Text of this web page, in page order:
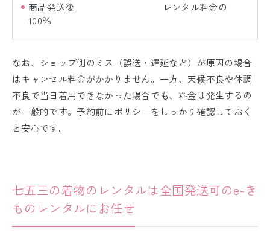
商品発送後 レンタル料金の
100％
なお、ショップ側のミス（誤送・遅延など）が原因の場合
はキャンセル料金がかかりません。一方、天候不良や体調
不良で当日着用できなかった場合でも、料金は発生するの
が一般的です。予約前にポリシーをしっかり確認しておく
と安心です。
七五三の着物のレンタルは全国発送可のe-き
ものレンタルにお任せ